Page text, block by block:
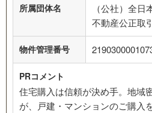
所属団体名
（公社）全日
不動産公正取
物件管理番号
PRコメント
住宅購入は信頼が決め手。地域
が、戸建・マンションのご購入